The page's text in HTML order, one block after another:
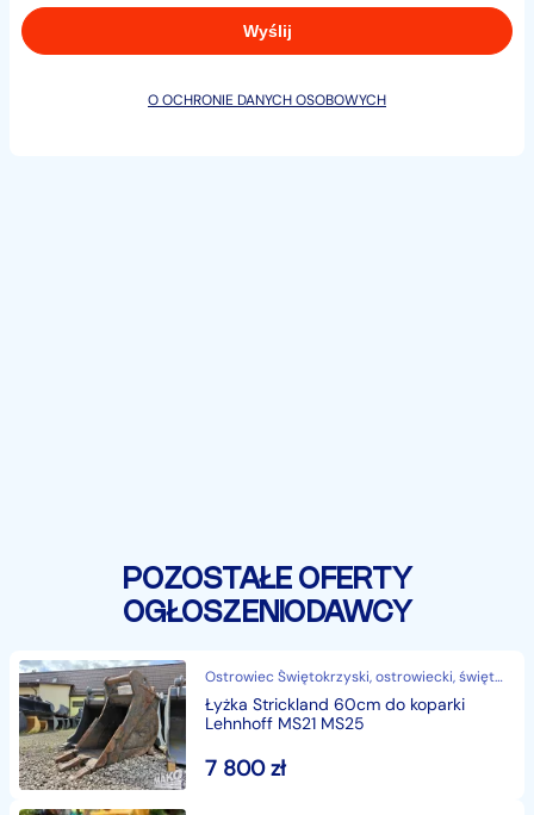
O OCHRONIE DANYCH OSOBOWYCH
POZOSTAŁE OFERTY
OGŁOSZENIODAWCY
Ostrowiec Świętokrzyski, ostrowiecki, świętokrzyskie
Łyżka Strickland 60cm do koparki
Lehnhoff MS21 MS25
7 800zł